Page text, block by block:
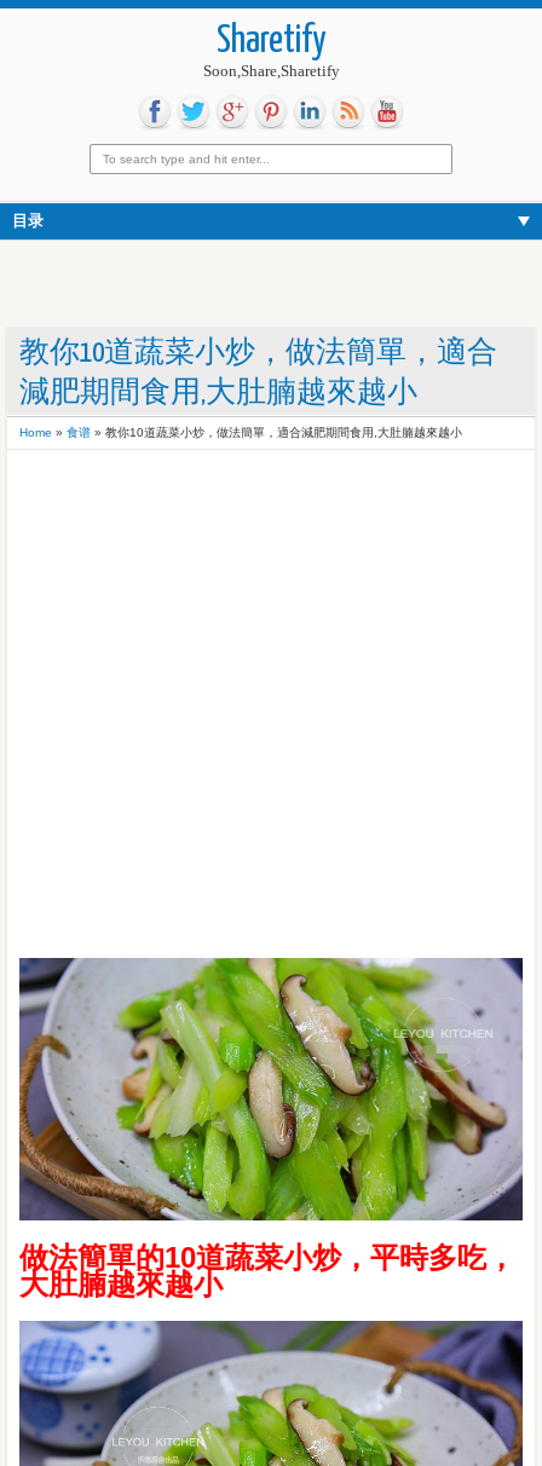
Sharetify
Soon,Share,Sharetify
目录
教你10道蔬菜小炒，做法簡單，適合
減肥期間食用,大肚腩越來越小
Home » 食谱 » 教你10道蔬菜小炒，做法簡單，適合減肥期間食用,大肚腩越來越小
做法簡單的10道蔬菜小炒，平時多吃，
大肚腩越來越小